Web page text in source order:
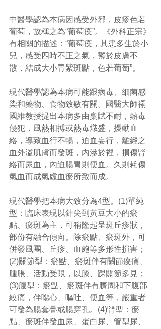
中醫學認為本病因感受外邪，皮疹色若
葡萄，故稱之為“葡萄疫”。《外科正宗》
有相關的描述：“葡萄疫，其患多生於小
兒，感受四時不正之氣，鬱於皮膚不
散，結成大小青紫斑點，色若葡萄”。
現代醫學認為本病可能跟病毒、細菌感
染和藥物、食物致敏有關。國醫大師禤
國維教授提出本病多由稟賦不耐，熱毒
侵犯，風熱相搏或熱毒熾盛，擾動血
絡，導致血行不暢，迫血妄行，離經之
血外溢肌膚而發斑，內滲於裡，損傷腎
絡而尿血，內迫腸胃則便血。久則耗傷
氣血而成氣虛血瘀所致而成。
現代醫學把本病大致分為4型。(1)單純
型：臨床表現以針尖到黃豆大小的瘀
點、瘀斑為主，可稍隆起呈斑丘疹狀，
部份有融合傾向。除瘀點、瘀斑外，可
併發風團、丘疹、血皰等多形性損害；
(2)關節型：瘀點、瘀斑伴有關節痠痛、
腫脹、活動受限，以膝、踝關節多見；
(3)腹型：瘀點、瘀斑伴有臍周和下腹部
絞痛，伴噁心、嘔吐、便血等，嚴重者
可發為腸套疊或腸穿孔。(4)腎型：瘀
點、瘀斑伴發血尿、蛋白尿、管型尿、